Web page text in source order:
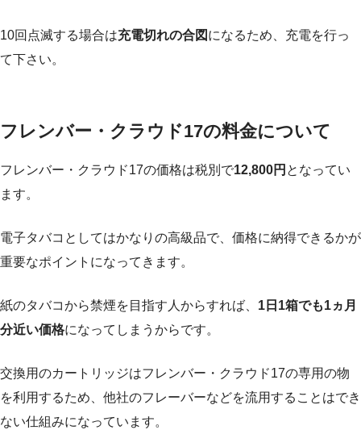
10回点滅する場合は充電切れの合図になるため、充電を行っ
て下さい。
フレンバー・クラウド17の料金について
フレンバー・クラウド17の価格は税別で12,800円 となってい
ます。
電子タバコとしてはかなりの高級品で、価格に納得できるかが
重要なポイントになってきます。
紙のタバコから禁煙を目指す人からすれば、 1日1箱でも1ヵ月
分近い価格になってしまうからです。
交換用のカートリッジはフレンバー・クラウド17の専用の物
を利用するため、他社のフレーバーなどを流用することはでき
ない仕組みになっています。